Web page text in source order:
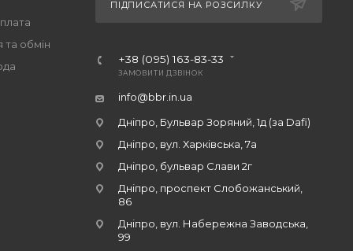
обмін
ПІДПИСАТИСЯ НА РОЗСИЛКУ
+38 (095) 163-83-33
ЗАМОВИТИ ДЗВІНОК
info@bbr.in.ua
Дніпро, Бульвар Зоряний, 1д (за Dafi)
Дніпро, вул. Харківська, 7а
Дніпро, бульвар Слави 2г
Дніпро, проспект Слобожанський,
86
Дніпро, вул. Набережна Заводська,
99